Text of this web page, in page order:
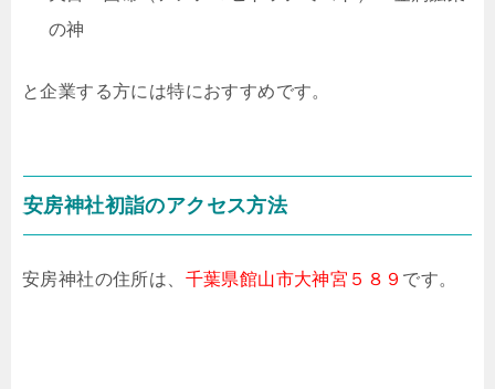
の神
と企業する方には特におすすめです。
安房神社初詣のアクセス方法
安房神社の住所は、 千葉県館山市大神宮５８９ です。